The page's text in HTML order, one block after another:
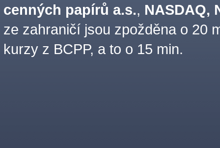
cenných papírů a.s., NASDAQ,
ze zahraničí jsou zpožděna o 20
kurzy z BCPP, a to o 15 min.